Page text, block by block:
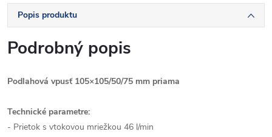
Popis produktu
Podrobný popis
Podlahová vpusť 105×105/50/75 mm priama
Technické parametre:
- Prietok s vtokovou mriežkou 46 l/min